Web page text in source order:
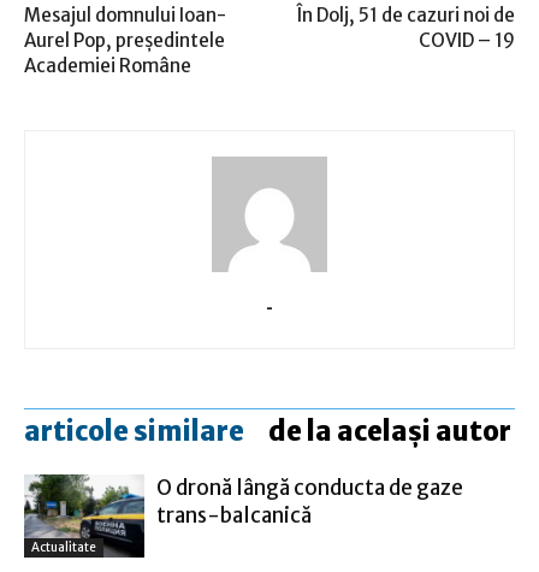
Mesajul domnului Ioan-
Aurel Pop, preşedintele
Academiei Române
În Dolj, 51 de cazuri noi de
COVID – 19
-
articole similare de la același autor
Actualitate
O dronă lângă conducta de gaze
trans-balcanică